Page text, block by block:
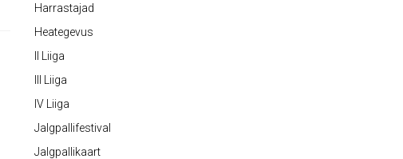
Harrastajad
Heategevus
II Liiga
III Liiga
IV Liiga
Jalgpallifestival
Jalgpallikaart